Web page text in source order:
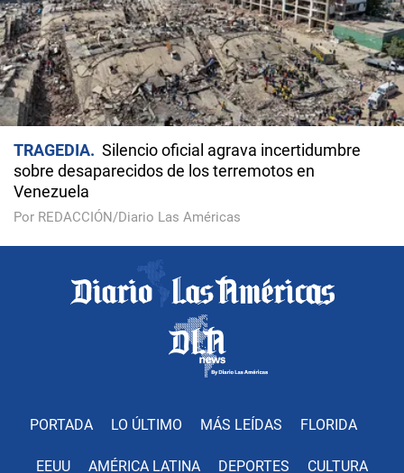
TRAGEDIA
Silencio oficial agrava incertidumbre
sobre desaparecidos de los terremotos en
Venezuela
Por REDACCIÓN/Diario Las Américas
PORTADA LO ÚLTIMO MÁS LEÍDAS FLORIDA
EEUU AMÉRICA LATINA DEPORTES CULTURA